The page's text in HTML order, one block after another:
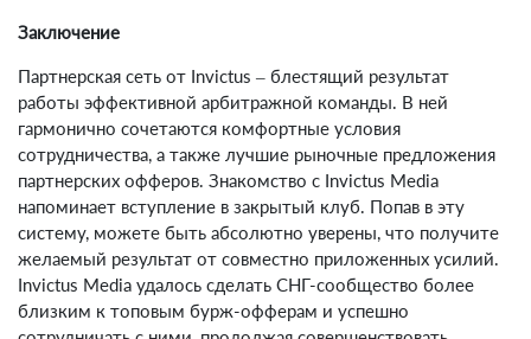
Заключение
Партнерская сеть от Invictus – блестящий результат
работы эффективной арбитражной команды. В ней
гармонично сочетаются комфортные условия
сотрудничества, а также лучшие рыночные предложения
партнерских офферов. Знакомство с Invictus Media
напоминает вступление в закрытый клуб. Попав в эту
систему, можете быть абсолютно уверены, что получите
желаемый результат от совместно приложенных усилий.
Invictus Media удалось сделать СНГ-сообщество более
близким к топовым бурж-офферам и успешно